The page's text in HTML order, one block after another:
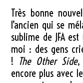
Très bonne
l’ancien qui se
sublime de JFA
moi : des gens
! The Other Side,
encore plus avec